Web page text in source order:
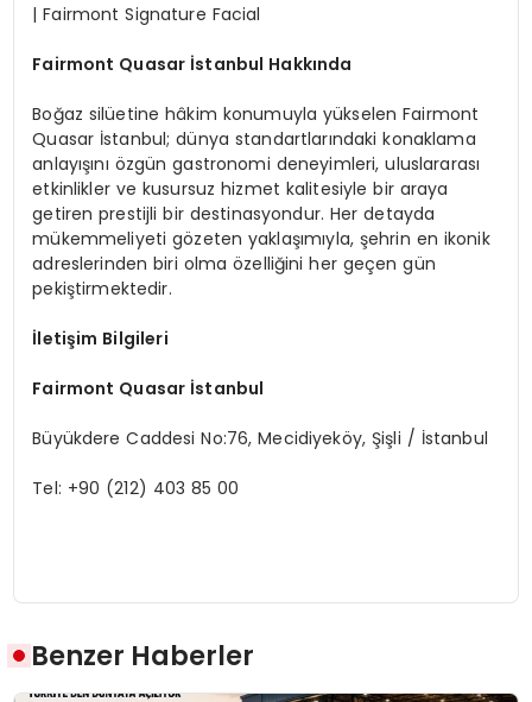
| Fairmont Signature Facial
Fairmont Quasar İstanbul Hakkında
Boğaz silüetine hâkim konumuyla yükselen Fairmont
Quasar İstanbul; dünya standartlarındaki konaklama
anlayışını özgün gastronomi deneyimleri, uluslararası
etkinlikler ve kusursuz hizmet kalitesiyle bir araya
getiren prestijli bir destinasyondur. Her detayda
mükemmeliyeti gözeten yaklaşımıyla, şehrin en ikonik
adreslerinden biri olma özelliğini her geçen gün
pekiştirmektedir.
İletişim Bilgileri
Fairmont Quasar İstanbul
Büyükdere Caddesi No:76, Mecidiyeköy, Şişli / İstanbul
Tel: +90 (212) 403 85 00
Benzer Haberler